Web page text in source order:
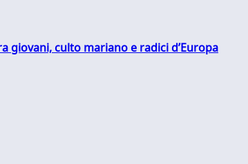
giovani, culto mariano e radici d’Europa